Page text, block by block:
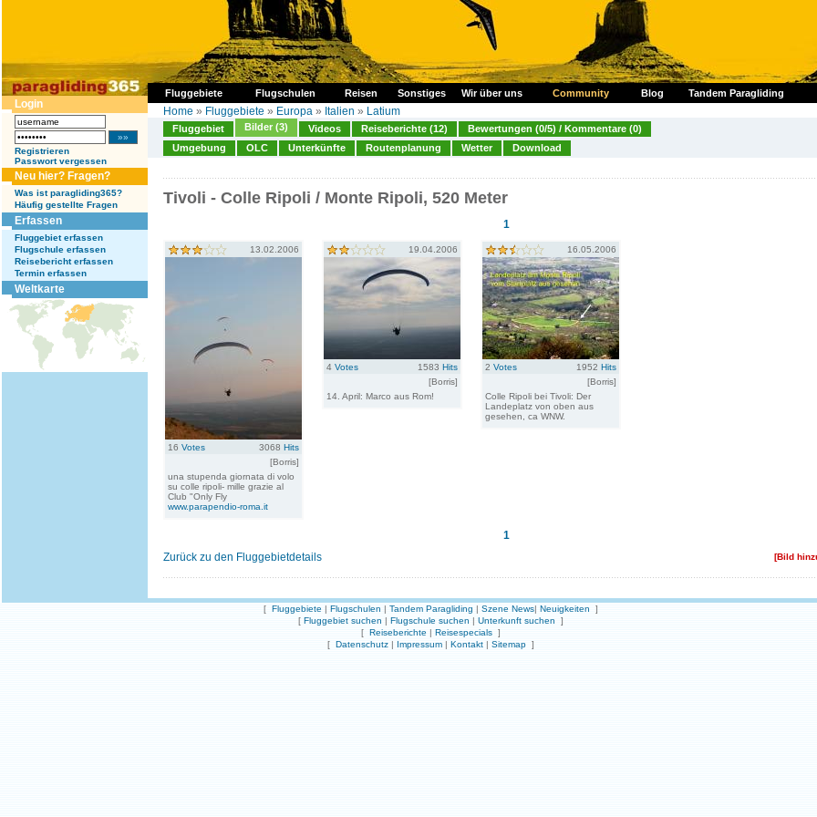
Fluggebiete Flugschulen Reisen Sonstiges Wir über uns Community Blog Tandem Paragliding
Login
Registrieren
Passwort vergessen
Neu hier? Fragen?
Was ist paragliding365?
Häufig gestellte Fragen
Erfassen
Fluggebiet erfassen
Flugschule erfassen
Reisebericht erfassen
Termin erfassen
Weltkarte
Home » Fluggebiete » Europa » Italien » Latium
Fluggebiet Bilder (3) Videos Reiseberichte (12)
Bewertungen (0/5) / Kommentare (0)
Umgebung
OLC Unterkünfte Routenplanung Wetter Download
Tivoli - Colle Ripoli / Monte Ripoli, 520 Meter
1
13.02.2006
16 Votes 3068 Hits
[Borris]
una stupenda giornata di volo
su colle ripoli- mille grazie al
Club "Only Fly
www.parapendio-roma.it
19.04.2006
4 Votes 1583 Hits
[Borris]
14. April: Marco aus Rom!
16.05.2006
2 Votes 1952 Hits
[Borris]
Colle Ripoli bei Tivoli: Der
Landeplatz von oben aus
gesehen, ca WNW.
1
Zurück zu den Fluggebietdetails
[Bild
[ Fluggebiete | Flugschulen | Tandem Paragliding | Szene News| Neuigkeiten ]
[ Fluggebiet suchen | Flugschule suchen | Unterkunft suchen ]
[ Reiseberichte | Reisespecials ]
[ Datenschutz | Impressum | Kontakt | Sitemap ]